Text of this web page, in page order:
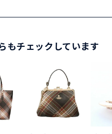
もチェックしています